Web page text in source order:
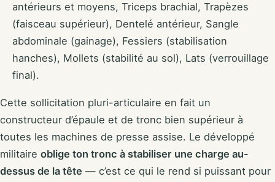
antérieurs et moyens, Triceps brachial, Trapèzes
(faisceau supérieur), Dentelé antérieur, Sangle
abdominale (gainage), Fessiers (stabilisation
hanches), Mollets (stabilité au sol), Lats (verrouillage
final).
Cette sollicitation pluri-articulaire en fait un
constructeur d’épaule et de tronc bien supérieur à
toutes les machines de presse assise. Le développé
militaire oblige ton tronc à stabiliser une charge au-
dessus de la tête — c’est ce qui le rend si puissant pour